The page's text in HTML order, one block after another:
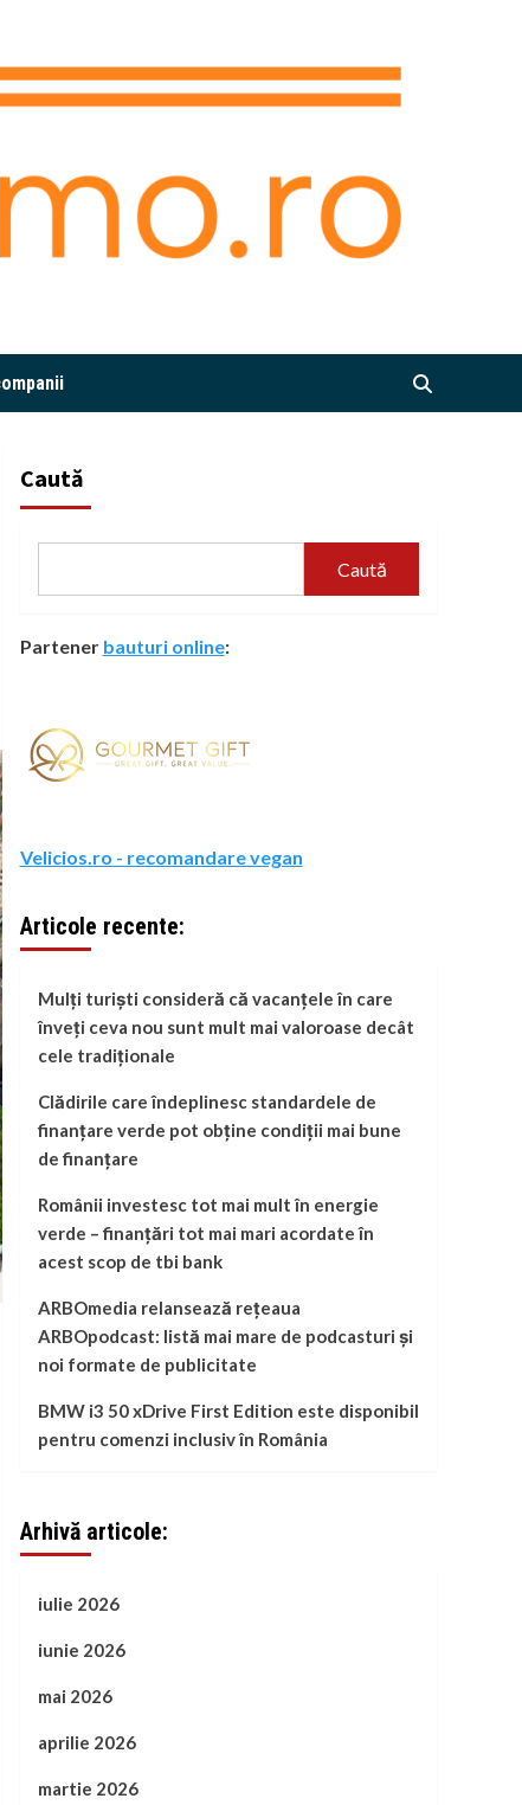
Caută
Caută
Partener bauturi online:
Velicios.ro - recomandare vegan
Articole recente:
Mulți turiști consideră că vacanțele în care
înveți ceva nou sunt mult mai valoroase decât
cele tradiționale
Clădirile care îndeplinesc standardele de
finanțare verde pot obține condiții mai bune
de finanțare
Românii investesc tot mai mult în energie
verde – finanțări tot mai mari acordate în
acest scop de tbi bank
ARBOmedia relansează rețeaua
ARBOpodcast: listă mai mare de podcasturi și
noi formate de publicitate
BMW i3 50 xDrive First Edition este disponibil
pentru comenzi inclusiv în România
Arhivă articole:
iulie 2026
iunie 2026
mai 2026
aprilie 2026
martie 2026